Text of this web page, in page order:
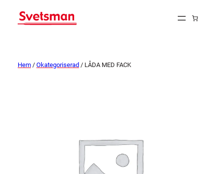
Hem / Okategoriserad / LÅDA MED FACK